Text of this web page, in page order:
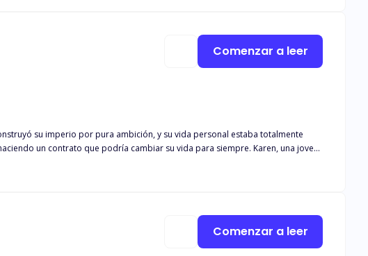
su imperio por pura ambición, y su vida personal estaba totalmente
un contrato que podría cambiar su vida para siempre. Karen, una joven
sus padres. Se vio obligada a enfrentarse al mundo para mantener sus
Comenzar a leer
Comenzar a leer